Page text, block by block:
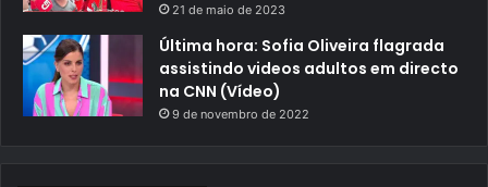
21 de maio de 2023
Última hora: Sofia Oliveira flagrada
assistindo videos adultos em directo
na CNN (Vídeo)
9 de novembro de 2022